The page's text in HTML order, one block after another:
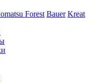
Forest Bauer Kreat